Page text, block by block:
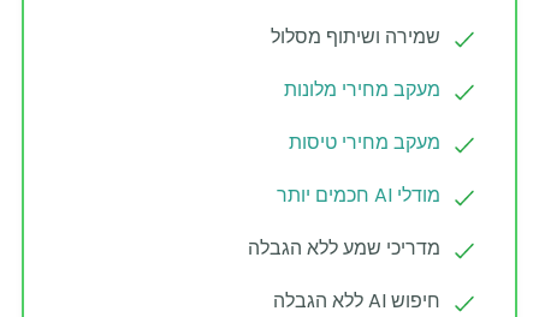
שמירה ושיתוף מסלול
מעקב מחירי מלונות
מעקב מחירי טיסות
מודלי AI חכמים יותר
מדריכי שמע ללא הגבלה
חיפוש AI ללא הגבלה